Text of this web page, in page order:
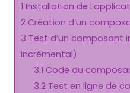
1 Installation de
2 Création d’un
3 Test d’un
incrémental)
3.1 Code du
3.2 Test en ligne de